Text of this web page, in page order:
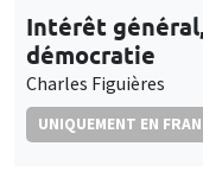
Intérêt
démocratie
Charles Figuières
UNIQUEMENT EN